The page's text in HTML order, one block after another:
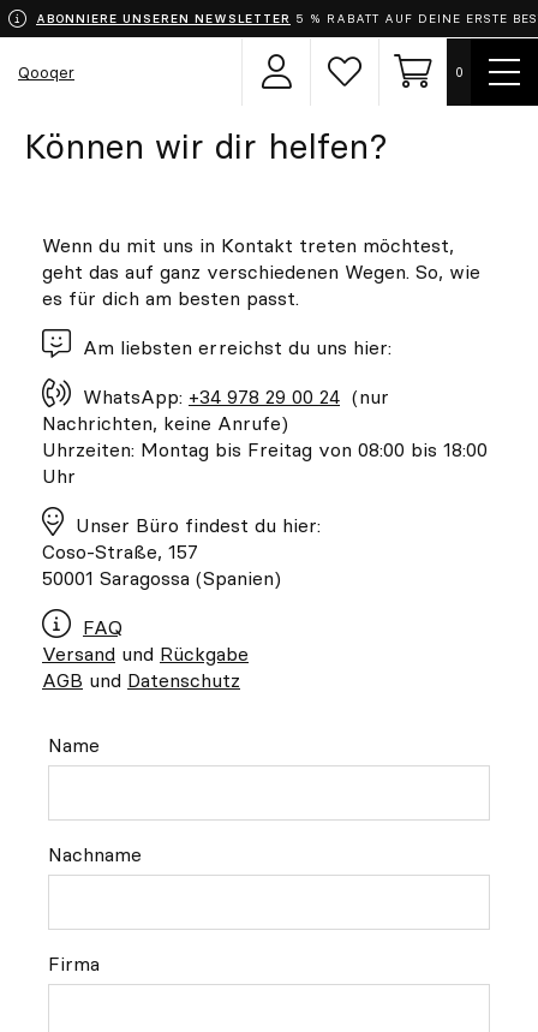
ABONNIERE UNSEREN NEWSLETTER 5 % RABATT AUF DEINE ERSTE
Qooqer
Wähle dein Outfit
Bekleidung
Schuhe
Accessoires
Chef
Individuell
Inspiration
Suchen
Benutzerbereich
Wunschzettel
0
Contact
Qooqer
by
Whatsapp
Contact
Phone
DE
Menü
Können wir dir helfen?
Name
Nachname
Firma
Wenn du mit uns in Kontakt treten möchtest,
geht das auf ganz verschiedenen Wegen. So, wie
es für dich am besten passt.
Am liebsten erreichst du uns hier:
WhatsApp: +34 978 29 00 24 (nur
Nachrichten, keine Anrufe)
Uhrzeiten: Montag bis Freitag von 08:00 bis 18:00
Uhr
Unser Büro findest du hier:
Coso-Straße, 157
50001 Saragossa (Spanien)
FAQ
Versand und Rückgabe
AGB und Datenschutz